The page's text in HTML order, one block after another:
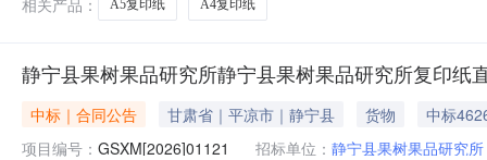
A5复印纸 A4复印纸
静宁县果树果品研究所静宁县果树果品研究所复印纸
中标｜合同公告 甘肃省｜平凉市｜静宁县 货物
中标
项目编号： GSXM[2026]01121 招标单位： 静宁县果树果品研究所